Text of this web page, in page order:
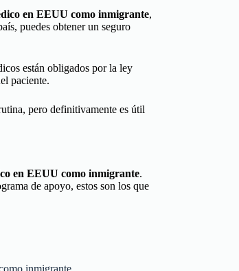
en EEUU como inmigrante,
puedes obtener un seguro
están obligados por la ley
paciente.
pero definitivamente es útil
en EEUU como inmigrante.
de apoyo, estos son los que
inmigrante